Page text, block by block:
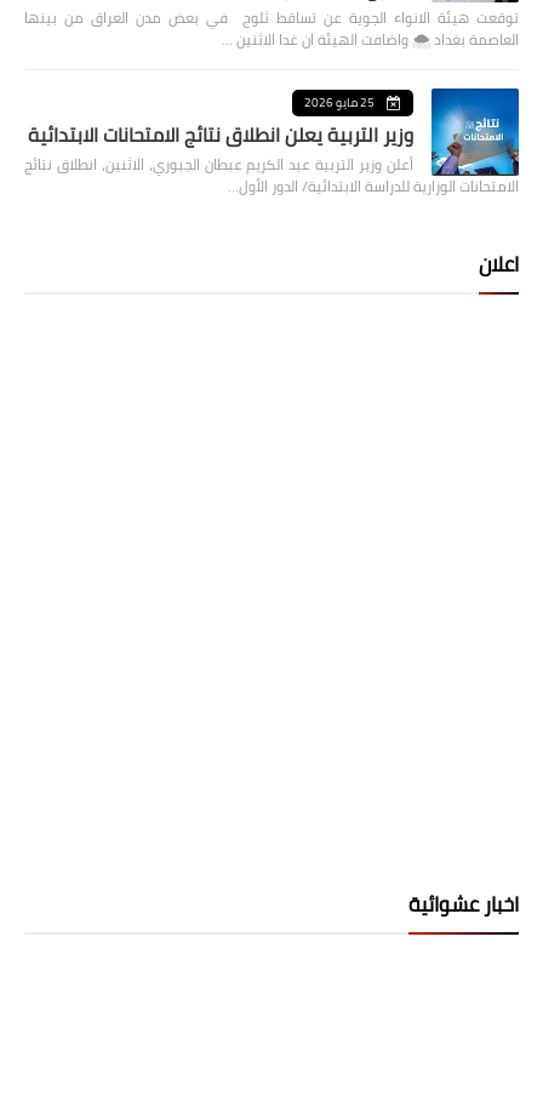
توقعت هيئة الانواء الجوية عن تساقط ثلوج في بعض مدن العراق من بينها
العاصمة بغداد ⁦🌨️⁩ واضافت الهيئة ان غدا الاثنين …
25 مايو 2026
وزير التربية يعلن انطلاق نتائج الامتحانات الابتدائية
أعلن وزير التربية عبد الكريم عبطان الجبوري، الاثنين، انطلاق نتائج
الامتحانات الوزارية للدراسة الابتدائية/ الدور الأول…
اعلان
اخبار عشوائية